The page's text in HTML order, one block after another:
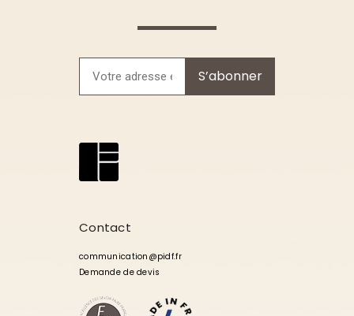
S’abonner
Contact
communication@pidf.fr
Demande de devis